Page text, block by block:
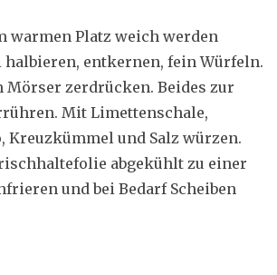
warmen Platz weich werden
halbieren, entkernen, fein Würfeln.
zerdrücken. Beides zur
Mit Limettenschale,
Kreuzkümmel und Salz würzen.
abgekühlt zu einer
und bei Bedarf Scheiben